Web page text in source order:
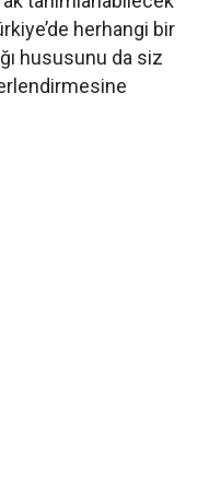
herhangi bir
hususunu da siz